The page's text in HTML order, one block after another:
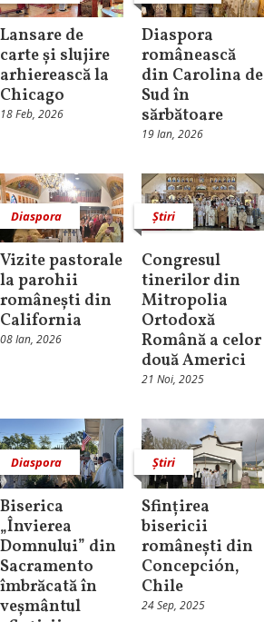
Lansare de
carte și slujire
arhierească la
Chicago
18 Feb, 2026
Diaspora
românească
din Carolina de
Sud în
sărbătoare
19 Ian, 2026
Diaspora
Vizite pastorale
la parohii
românești din
California
08 Ian, 2026
Știri
Congresul
tinerilor din
Mitropolia
Ortodoxă
Română a celor
două Americi
21 Noi, 2025
Diaspora
Biserica
„Învierea
Domnului” din
Sacramento
îmbrăcată în
veșmântul
Știri
Sfințirea
bisericii
românești din
Concepción,
Chile
24 Sep, 2025